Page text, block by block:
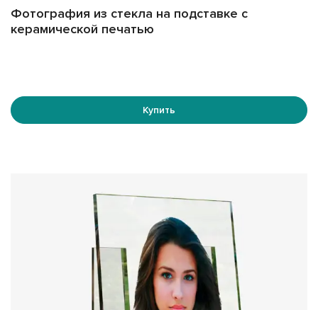
особенностей места установки.
Кроме того, у нас есть возможность изготовить стекло
300x400 мм, что позволяет создать портрет любого
размера.
фиксацию и безопасность эксплуатации.
Дополнительные преимущества:
Невозможность выгорания:Благодаря использованию
специальной технологии печати, изображение
остается ярким и контрастным даже при длительном
воздействии солнечных лучей.
Фотография из стекла на подставке с
керамической печатью
Купить